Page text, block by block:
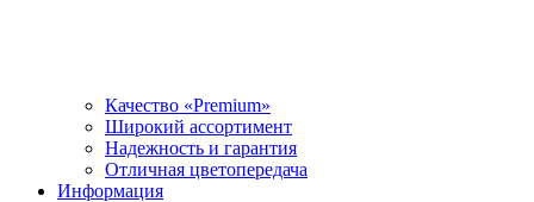
Качество «Premium»
Широкий ассортимент
Надежность и гарантия
Отличная цветопередача
Информация